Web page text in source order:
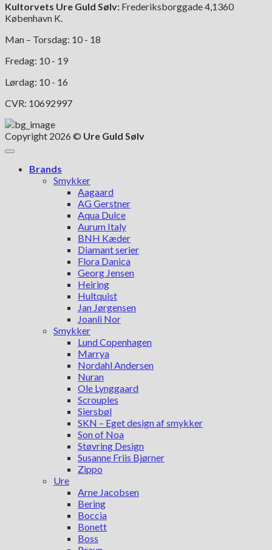
Kultorvets Ure Guld Sølv: Frederiksborggade 4,1360
København K.
Man – Torsdag: 10 - 18
Fredag: 10 - 19
Lørdag: 10 - 16
CVR: 10692997
Copyright 2026 © Ure Guld Sølv
Brands
Smykker
Aagaard
AG Gerstner
Aqua Dulce
Aurum Italy
BNH Kæder
Diamant serier
Flora Danica
Georg Jensen
Heiring
Hultquist
Jan Jørgensen
Joanli Nor
Smykker
Lund Copenhagen
Marrya
Nordahl Andersen
Nuran
Ole Lynggaard
Scrouples
Siersbøl
SKN – Eget design af smykker
Son of Noa
Støvring Design
Susanne Friis Bjørner
Zippo
Ure
Arne Jacobsen
Bering
Boccia
Bonett
Boss